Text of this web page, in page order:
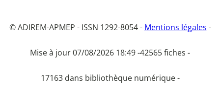
© ADIREM-APMEP - ISSN 1292-8054 - Mentions légales -
Mise à jour 07/08/2026 18:49 -42565 fiches -
17163 dans bibliothèque numérique -